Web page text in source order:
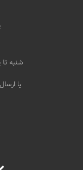
شنبه تا پنج
یا